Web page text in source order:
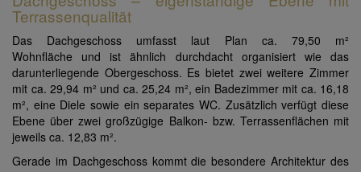
Terrassenqualität
Das Dachgeschoss umfasst laut Plan ca. 79,50 m²
Wohnfläche und ist ähnlich durchdacht organisiert wie das
darunterliegende Obergeschoss. Es bietet zwei weitere Zimmer
mit ca. 29,94 m² und ca. 25,24 m², ein Badezimmer mit ca. 16,18
m², eine Diele sowie ein separates WC. Zusätzlich verfügt diese
Ebene über zwei großzügige Balkon- bzw. Terrassenflächen mit
jeweils ca. 12,83 m².
Gerade im Dachgeschoss kommt die besondere Architektur des